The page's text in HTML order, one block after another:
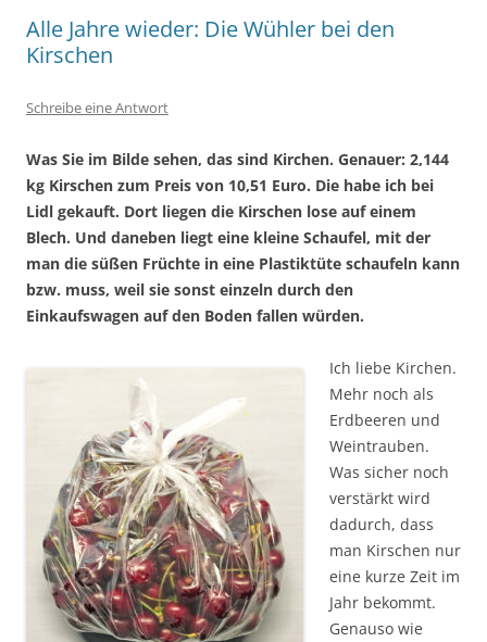
Alle Jahre wieder: Die Wühler bei den
Kirschen
Schreibe eine Antwort
Was Sie im Bilde sehen, das sind Kirchen. Genauer: 2,144
kg Kirschen zum Preis von 10,51 Euro. Die habe ich bei
Lidl gekauft. Dort liegen die Kirschen lose auf einem
Blech. Und daneben liegt eine kleine Schaufel, mit der
man die süßen Früchte in eine Plastiktüte schaufeln kann
bzw. muss, weil sie sonst einzeln durch den
Einkaufswagen auf den Boden fallen würden.
Ich liebe Kirchen.
Mehr noch als
Erdbeeren und
Weintrauben.
Was sicher noch
verstärkt wird
dadurch, dass
man Kirschen nur
eine kurze Zeit im
Jahr bekommt.
Genauso wie